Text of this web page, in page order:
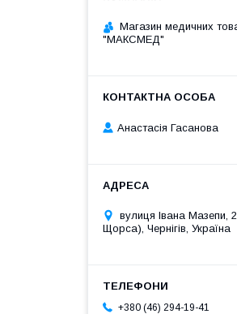
Магазин медичних
"МАКСМЕД"
Анастасія Гасанова
вулиця Івана Мазепи,
Щорса), Чернігів, Україна
+380 (46) 294-19-41